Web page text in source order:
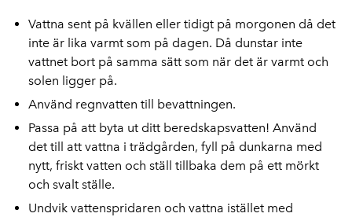
Vattna sent på kvällen eller tidigt på morgonen då det
inte är lika varmt som på dagen. Då dunstar inte
vattnet bort på samma sätt som när det är varmt och
solen ligger på.
Använd regnvatten till bevattningen.
Passa på att byta ut ditt beredskapsvatten! Använd
det till att vattna i trädgården, fyll på dunkarna med
nytt, friskt vatten och ställ tillbaka dem på ett mörkt
och svalt ställe.
Undvik vattenspridaren och vattna istället med